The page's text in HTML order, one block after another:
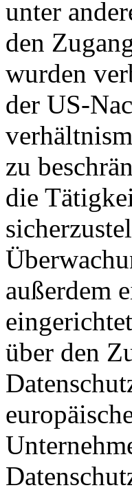
unter
den
wurden
der US-
zu
die
außerdem
über den